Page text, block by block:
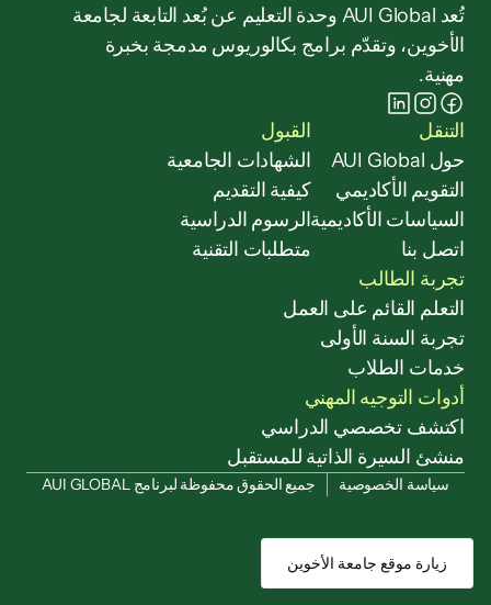
مهنية.
التنقل
حول AUI Global
التقويم الأكاديمي
السياسات الأكاديمية
اتصل بنا
القبول
الشهادات الجامعية
كيفية التقديم
الرسوم الدراسية
متطلبات التقنية
تجربة الطالب
التعلم القائم على العمل
تجربة السنة الأولى
خدمات الطلاب
أدوات التوجيه المهني
اكتشف تخصصي الدراسي
منشئ السيرة الذاتية للمستقبل
سياسة الخصوصية جميع الحقوق محفوظة لبرنامج AUI GLOBAL
زيارة موقع جامعة الأخوين